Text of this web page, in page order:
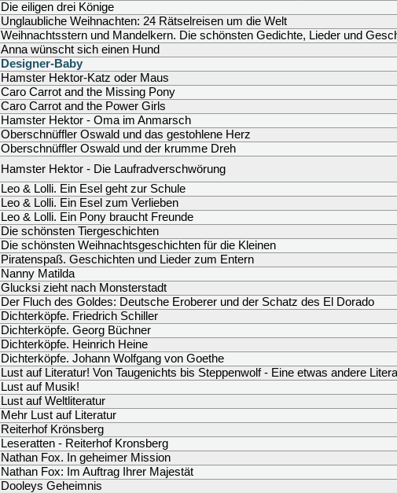
Die eiligen drei Könige
Unglaubliche Weihnachten: 24 Rätselreisen um die Welt
Weihnachtsstern und Mandelkern. Die schönsten Gedichte, Lieder und
Anna wünscht sich einen Hund
Designer-Baby
Hamster Hektor-Katz oder Maus
Caro Carrot and the Missing Pony
Caro Carrot and the Power Girls
Hamster Hektor - Oma im Anmarsch
Oberschnüffler Oswald und das gestohlene Herz
Oberschnüffler Oswald und der krumme Dreh
Hamster Hektor - Die Laufradverschwörung
Leo & Lolli. Ein Esel geht zur Schule
Leo & Lolli. Ein Esel zum Verlieben
Leo & Lolli. Ein Pony braucht Freunde
Die schönsten Tiergeschichten
Die schönsten Weihnachtsgeschichten für die Kleinen
Piratenspaß. Geschichten und Lieder zum Entern
Nanny Matilda
Glucksi zieht nach Monsterstadt
Der Fluch des Goldes: Deutsche Eroberer und der Schatz des El Dorado
Dichterköpfe. Friedrich Schiller
Dichterköpfe. Georg Büchner
Dichterköpfe. Heinrich Heine
Dichterköpfe. Johann Wolfgang von Goethe
Lust auf Literatur! Von Taugenichts bis Steppenwolf - Eine etwas andere
Lust auf Musik!
Lust auf Weltliteratur
Mehr Lust auf Literatur
Reiterhof Krönsberg
Leseratten - Reiterhof Kronsberg
Nathan Fox. In geheimer Mission
Nathan Fox: Im Auftrag Ihrer Majestät
Dooleys Geheimnis